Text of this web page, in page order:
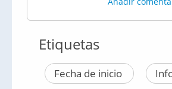
Etiquetas
Fecha de inicio